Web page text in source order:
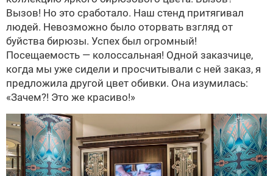
Вызов! Но это сработало. Наш стенд притягивал
людей. Невозможно было оторвать взгляд от
буйства бирюзы. Успех был огромный!
Посещаемость — колоссальная! Одной заказчице,
когда мы уже сидели и просчитывали с ней заказ, я
предложила другой цвет обивки. Она изумилась:
«Зачем?! Это же красиво!»